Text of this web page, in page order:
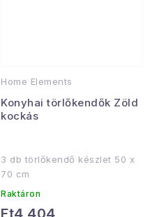
Home Elements
Konyhai törlőkendők Zöld
kockás
3 db törlőkendő készlet 50 x
70 cm
Raktáron
Ft4 404